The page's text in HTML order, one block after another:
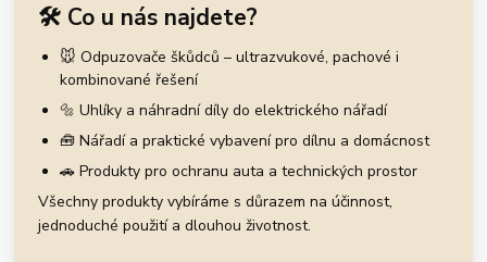
🛠️ Co u nás najdete?
🐭 Odpuzovače škůdců – ultrazvukové, pachové i
kombinované řešení
🔩 Uhlíky a náhradní díly do elektrického nářadí
🧰 Nářadí a praktické vybavení pro dílnu a domácnost
🚗 Produkty pro ochranu auta a technických prostor
Všechny produkty vybíráme s důrazem na účinnost,
jednoduché použití a dlouhou životnost.